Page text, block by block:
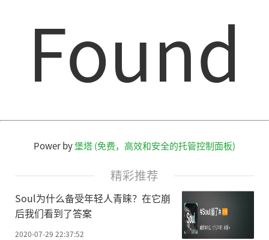
“在和工程部的对接上,工程报修的拍照
功能真的帮到了我们很多!一些工程的问题我
们不一定会表述的很清楚,也不知道一些故障
部分的具体叫法,所以现在我们直接拍张照传
用通过电话反复进行沟通了。”——客房部行
政管家梁经理
白天鹅在对蓝豆云系统的使用上有自己
独到的见解,他们认为数据不是使用系统的目
的,而是优化运营的手段,酒店确实也将这种理
念应用到了实际的运营过程中。
Found
Power by堡塔 (免费，高效和安全的托管控制面板)
精彩推荐
Soul为什么备受年轻人青睐？在它崩
后我们看到了答案
2020-07-29 22:37:52